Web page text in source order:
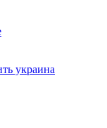
украина